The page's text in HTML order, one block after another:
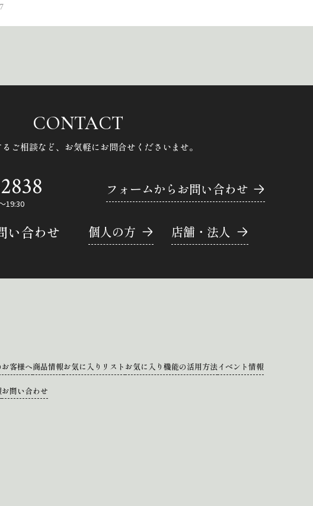
CONTACT
ご相談など、 お気軽にお問合せくださいませ。
19:30
フォームからお問い合わせ
い合わせ 個人の方 店舗・法人
客様へ商品情報お気に入りリスト お気に入り機能の活用方法イベント情報
お問い合わせ